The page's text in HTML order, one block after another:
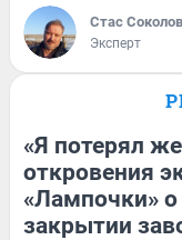
Стас Соколов
Эксперт
«Я потерял
откровения
«Лампочки» о
закрытии